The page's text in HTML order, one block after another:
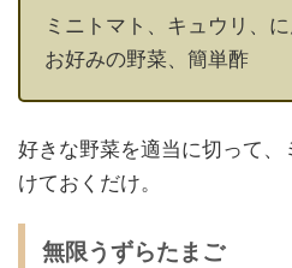
ミニトマト、キュウリ、
お好みの野菜、簡単酢
好きな野菜を適当に切って
けておくだけ。
無限うずらたまご